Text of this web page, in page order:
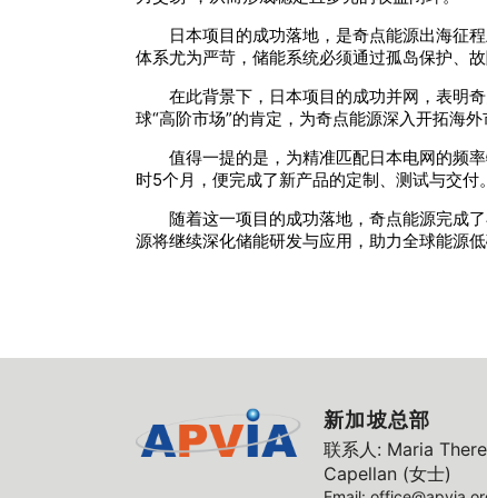
日本项目的成功落地，是奇点能源出海征
体系尤为严苛，储能系统必须通过孤岛保护、
在此背景下，日本项目的成功并网，表明
球“高阶市场”的肯定，为奇点能源深入开拓海外
值得一提的是，为精准匹配日本电网的频
时5个月，便完成了新产品的定制、测试与交
随着这一项目的成功落地，奇点能源完成
源将继续深化储能研发与应用，助力全球能源低
新加坡总部
联系人: Maria
Capellan (女士)